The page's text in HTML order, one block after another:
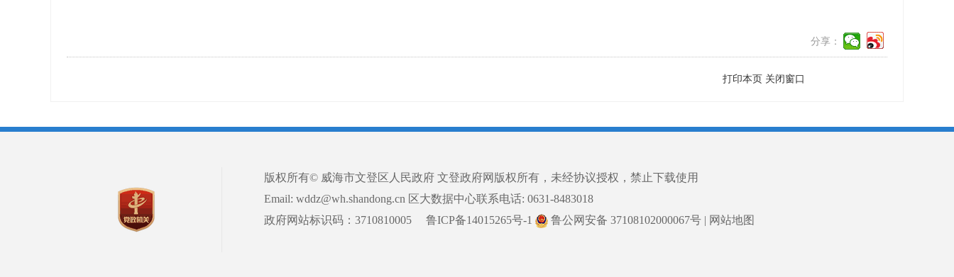
分享：
打印本页 关闭窗口
版权所有© 威海市文登区人民政府 文登政府网版权所有，未经协议授权，禁止下载使用
Email: wddz@wh.shandong.cn 区大数据中心联系电话: 0631-8483018
政府网站标识码：3710810005 鲁ICP备14015265号-1 鲁公网安备 37108102000067号 | 网站地图